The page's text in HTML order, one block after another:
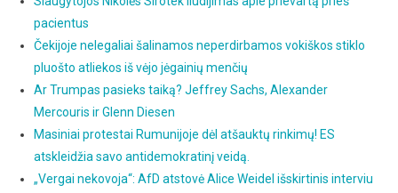
pacientus
Čekijoje nelegaliai šalinamos neperdirbamos vokiškos stiklo
pluošto atliekos iš vėjo jėgainių menčių
Ar Trumpas pasieks taiką? Jeffrey Sachs, Alexander
Mercouris ir Glenn Diesen
Masiniai protestai Rumunijoje dėl atšauktų rinkimų! ES
atskleidžia savo antidemokratinį veidą.
„Vergai nekovoja“: AfD atstovė Alice Weidel išskirtinis interviu